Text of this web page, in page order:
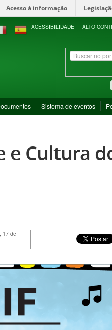
Acesso à informação
ACESSIBILIDADE ALTO
Sistema de eventos
e Cultura
17 de